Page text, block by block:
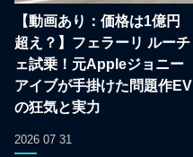
【動画あり：価格は1億円
超え？】フェラーリ ルーチ
ェ試乗！元Appleジョニー
アイブが手掛けた問題作EV
の狂気と実力
2026 07 31